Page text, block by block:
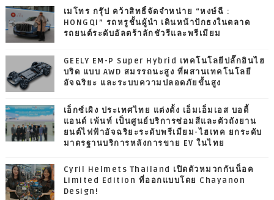
เมโทร กรุ๊ป คว้าสิทธิ์จัดจำหน่าย “หงษ์ฉี :
HONGQI” รถหรูชั้นผู้นำ เดินหน้าปักธงในตลาด
รถยนต์ระดับอัลตร้าลักชัวรีและพรีเมียม
GEELY EM-P Super Hybrid เทคโนโลยีปลั๊กอินไฮ
บริด แบบ AWD สมรรถนะสูง ที่ผสานเทคโนโลยี
อัจฉริยะ และระบบความปลอดภัยขั้นสูง
เอ็กซ์เผิง ประเทศไทย แต่งตั้ง เอ็มเอ็มเอส บอดี้
แอนด์ เพ้นท์ เป็นศูนย์บริการซ่อมสีและตัวถังยาน
ยนต์ไฟฟ้าอัจฉริยะระดับพรีเมียม-ไฮเทค ยกระดับ
มาตรฐานบริการหลังการขาย EV ในไทย
Cyril Helmets Thailand เปิดตัวหมวกกันน็อค
Limited Edition ที่ออกแบบโดย Chayanon
Design!